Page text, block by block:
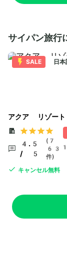
サイパン旅行
SALE 日本
アクア リゾー
4.5
/ 5
(7
63
件)
キャンセル無料